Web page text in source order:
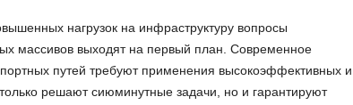
нагрузок на инфраструктуру вопросы
массивов выходят на первый план. Современное
путей требуют применения высокоэффективных и
решают сиюминутные задачи, но и гарантируют